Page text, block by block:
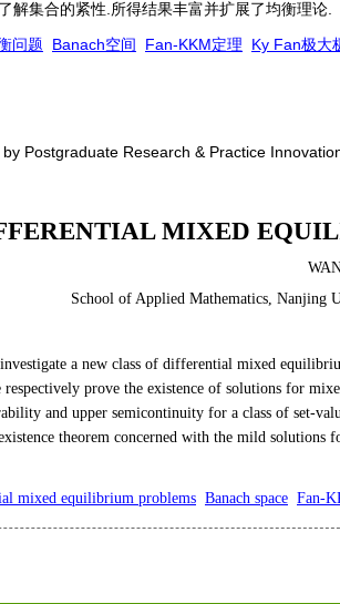
解集合的紧性.所得结果丰富并扩展了均衡理论.
问题 Banach空间 Fan-KKM定理
Ky Fan极大
Postgraduate Research & Practice
MIXED
School of Applied Mathematics, Nanjing
a new class of differential mixed
prove the existence of solutions for
and upper semicontinuity for a class of set-
theorem concerned with the mild solutions
mixed equilibrium problems Banach space Fan-